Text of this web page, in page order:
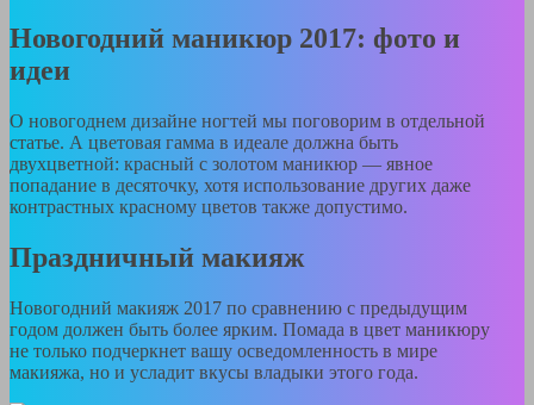
Новогодний маникюр 2017: фото и
идеи
О новогоднем дизайне ногтей мы поговорим в отдельной
статье. А цветовая гамма в идеале должна быть
двухцветной: красный с золотом маникюр — явное
попадание в десяточку, хотя использование других даже
контрастных красному цветов также допустимо.
Праздничный макияж
Новогодний макияж 2017 по сравнению с предыдущим
годом должен быть более ярким. Помада в цвет маникюру
не только подчеркнет вашу осведомленность в мире
макияжа, но и усладит вкусы владыки этого года.